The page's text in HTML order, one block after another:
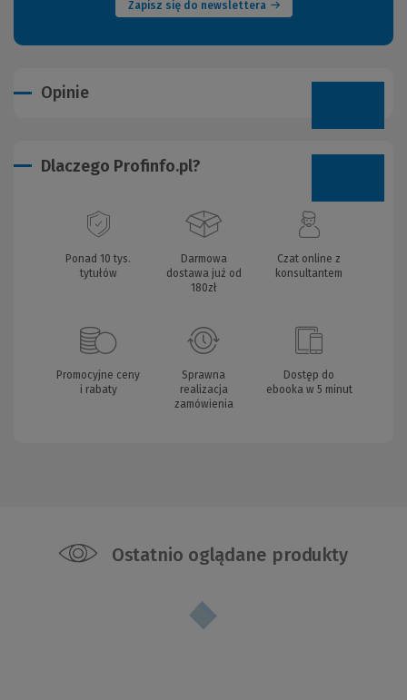
Zapisz się do newslettera
Opinie
Dlaczego Profinfo.pl?
Ponad 10 tys.
tytułów
Darmowa
dostawa już od
180zł
Czat online z
konsultantem
Promocyjne ceny
i rabaty
Sprawna
realizacja
zamówienia
Dostęp do
ebooka w 5 minut
Ostatnio oglądane produkty